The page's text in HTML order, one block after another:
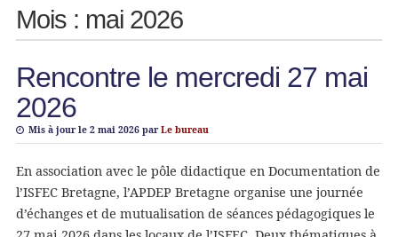
Mois : mai 2026
Rencontre le mercredi 27 mai
2026
Mis à jour le 2 mai 2026 parLe bureau
En association avec le pôle didactique en Documentation de
l’ISFEC Bretagne, l’APDEP Bretagne organise une journée
d’échanges et de mutualisation de séances pédagogiques le